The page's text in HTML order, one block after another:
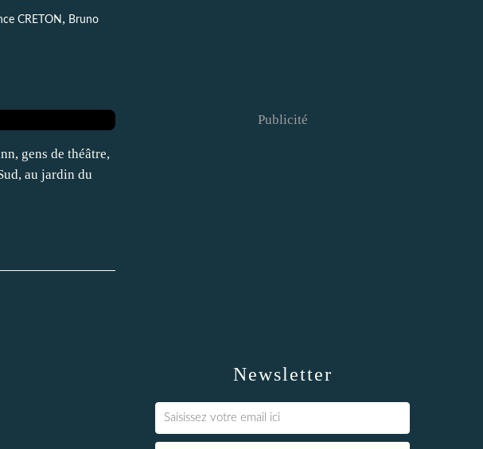
CRETON , Bruno
gens de théâtre,
au jardin du
Newsletter
Publicité